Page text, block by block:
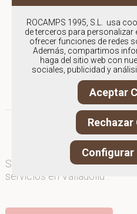
Los envíos a
entre semana
menos de 48
realizados en
producto se
Somos especialistas en
servicios en Valladolid .
ROCAMPS 1995, S.L. usa
de terceros para personalizar
ofrecer funciones de redes
Además, compartimos
haga del sitio web con
sociales, publicidad y
Aceptar
Configurar